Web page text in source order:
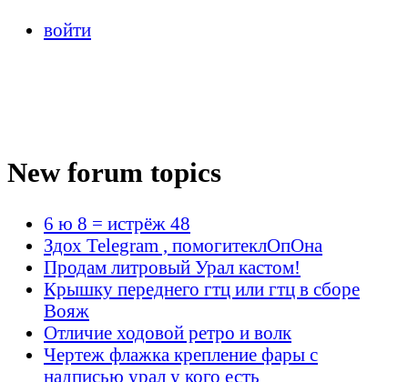
войти
New forum topics
6 ю 8 = истрёж 48
Здох Telegram , помогитеклОпОна
Продам литровый Урал кастом!
Крышку переднего гтц или гтц в сборе
Вояж
Отличие ходовой ретро и волк
Чертеж флажка крепление фары с
надписью урал у кого есть